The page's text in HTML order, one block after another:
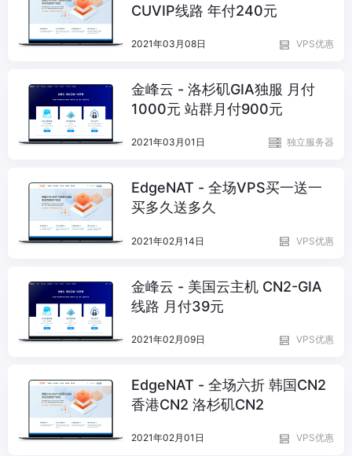
CUVIP线路 年付240元
2021年03月08日 VPS优惠
金峰云 - 洛杉矶GIA独服 月付
1000元 站群月付900元
2021年03月01日 独立服务器
EdgeNAT - 全场VPS买一送一
买多久送多久
2021年02月14日 VPS优惠
金峰云 - 美国云主机 CN2-GIA
线路 月付39元
2021年02月09日 VPS优惠
EdgeNAT - 全场六折 韩国CN2
香港CN2 洛杉矶CN2
2021年02月01日 VPS优惠